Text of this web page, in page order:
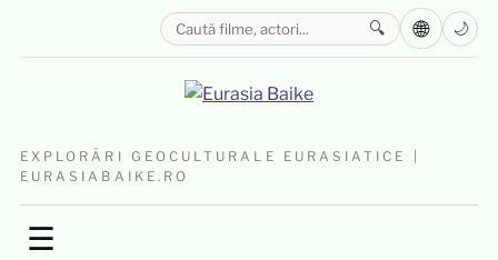
EXPLORĂRI GEOCULTURALE EURASIATICE |
EURASIABAIKE.RO
☰
🔍 🌐 🌙